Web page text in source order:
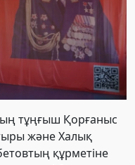
тұңғыш Қорғаныс
және Халық
құрметіне